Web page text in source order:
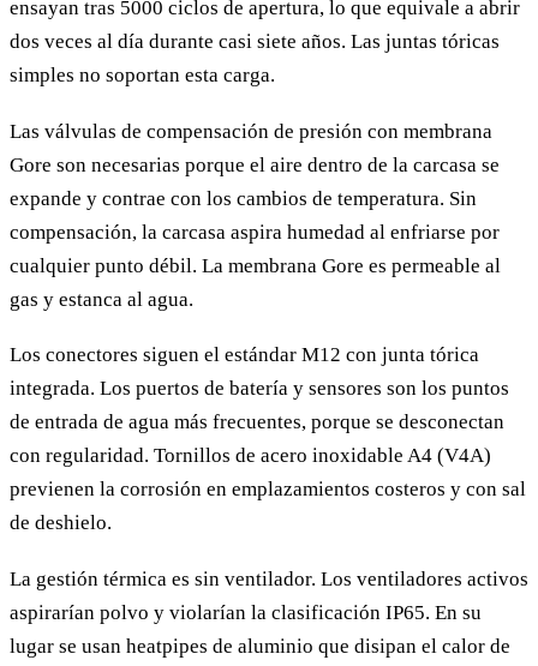
ensayan tras 5000 ciclos de apertura, lo que equivale a abrir
dos veces al día durante casi siete años. Las juntas tóricas
simples no soportan esta carga.
Las válvulas de compensación de presión con membrana
Gore son necesarias porque el aire dentro de la carcasa se
expande y contrae con los cambios de temperatura. Sin
compensación, la carcasa aspira humedad al enfriarse por
cualquier punto débil. La membrana Gore es permeable al
gas y estanca al agua.
Los conectores siguen el estándar M12 con junta tórica
integrada. Los puertos de batería y sensores son los puntos
de entrada de agua más frecuentes, porque se desconectan
con regularidad. Tornillos de acero inoxidable A4 (V4A)
previenen la corrosión en emplazamientos costeros y con sal
de deshielo.
La gestión térmica es sin ventilador. Los ventiladores activos
aspirarían polvo y violarían la clasificación IP65. En su
lugar se usan heatpipes de aluminio que disipan el calor de